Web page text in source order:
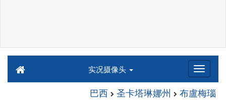
实况摄像头
巴西 圣卡塔琳娜州 布盧梅瑙